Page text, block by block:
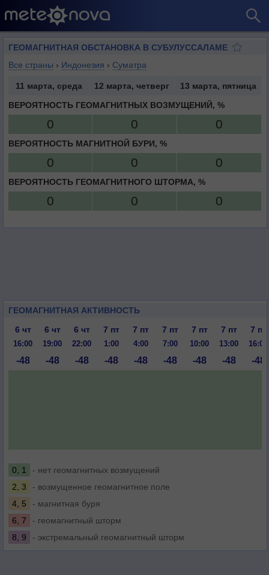
ГЕОМАГНИТНАЯ ОБСТАНОВКА В СУБУЛУССАЛАМЕ
Все страны › Индонезия › Суматра
11 марта, среда 12 марта, четверг
13 марта, пятница
ВЕРОЯТНОСТЬ ГЕОМАГНИТНЫХ ВОЗМУЩЕНИЙ, %
0 0 0
ВЕРОЯТНОСТЬ МАГНИТНОЙ БУРИ, %
0 0 0
ВЕРОЯТНОСТЬ ГЕОМАГНИТНОГО ШТОРМА, %
0 0 0
ГЕОМАГНИТНАЯ АКТИВНОСТЬ
6 чт
6 чт 6 чт 7 пт 7 пт 7 пт 7 пт 7 пт 7 пт
16:00 19:00 22:00 1:00 4:00 7:00 10:00 13:00 16:00
-48 -48 -48 -48 -48 -48 -48 -48 -48
0, 1
- нет геомагнитных возмущений
2, 3
- возмущенное геомагнитное поле
4, 5
- магнитная буря
6, 7
- геомагнитный шторм
8, 9
- экстремальный геомагнитный шторм